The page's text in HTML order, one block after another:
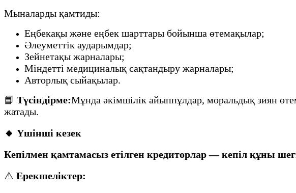
Мыналарды қамтиды:
Еңбекақы және еңбек шарттары бойынша өтемақылар;
Әлеуметтік аударымдар;
Зейнетақы жарналары;
Міндетті медициналық сақтандыру жарналары;
Авторлық сыйақылар.
📘 Түсіндірме:Мұнда әкімшілік айыппұлдар, моральдық зиян
жатады.
🔸 Үшінші кезек
Кепілмен қамтамасыз етілген кредиторлар — кепіл құны
⚠️ Ерекшеліктер: